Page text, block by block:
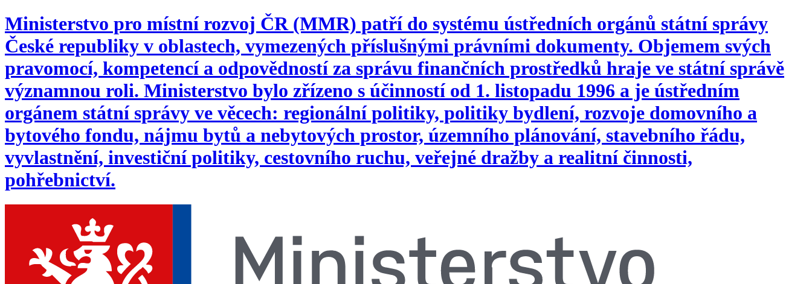
Ministerstvo pro místní rozvoj ČR (MMR) patří do systému ústředních orgánů státní správy
České republiky v oblastech, vymezených příslušnými právními dokumenty. Objemem svých
pravomocí, kompetencí a odpovědností za správu finančních prostředků hraje ve státní správě
významnou roli. Ministerstvo bylo zřízeno s účinností od 1. listopadu 1996 a je ústředním
orgánem státní správy ve věcech: regionální politiky, politiky bydlení, rozvoje domovního a
bytového fondu, nájmu bytů a nebytových prostor, územního plánování, stavebního řádu,
vyvlastnění, investiční politiky, cestovního ruchu, veřejné dražby a realitní činnosti,
pohřebnictví.